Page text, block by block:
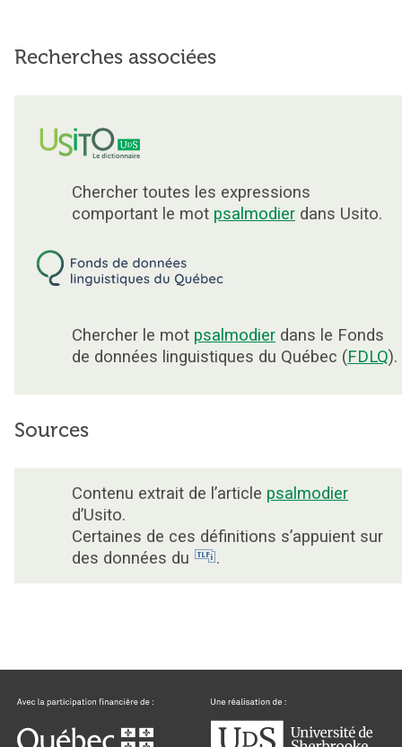
Recherches associées
Chercher toutes les expressions
comportant le mot psalmodier dans Usito.
Chercher le mot psalmodier dans le Fonds
de données linguistiques du Québec (FDLQ).
Sources
Contenu extrait de l’article psalmodier
d’Usito.
Certaines de ces définitions s’appuient sur
des données du
.